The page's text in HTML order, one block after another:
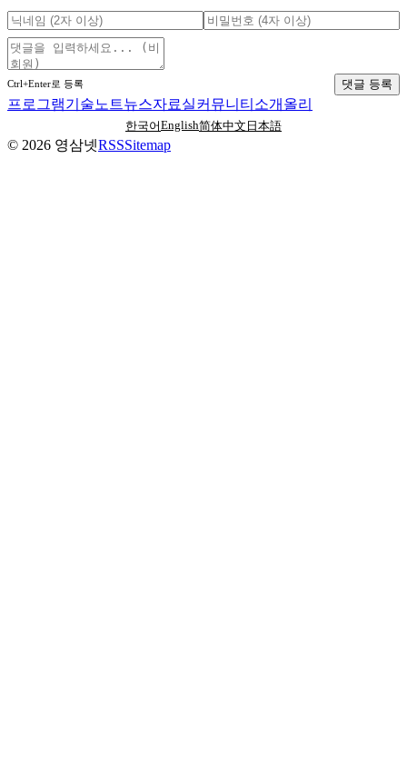
Ctrl+Enter로 등록 댓글 등록
프로그램기술노트뉴스자료실커뮤니티 소개 올리
한국어English简体中文 日本語
© 2026 영삼넷RSSSitemap